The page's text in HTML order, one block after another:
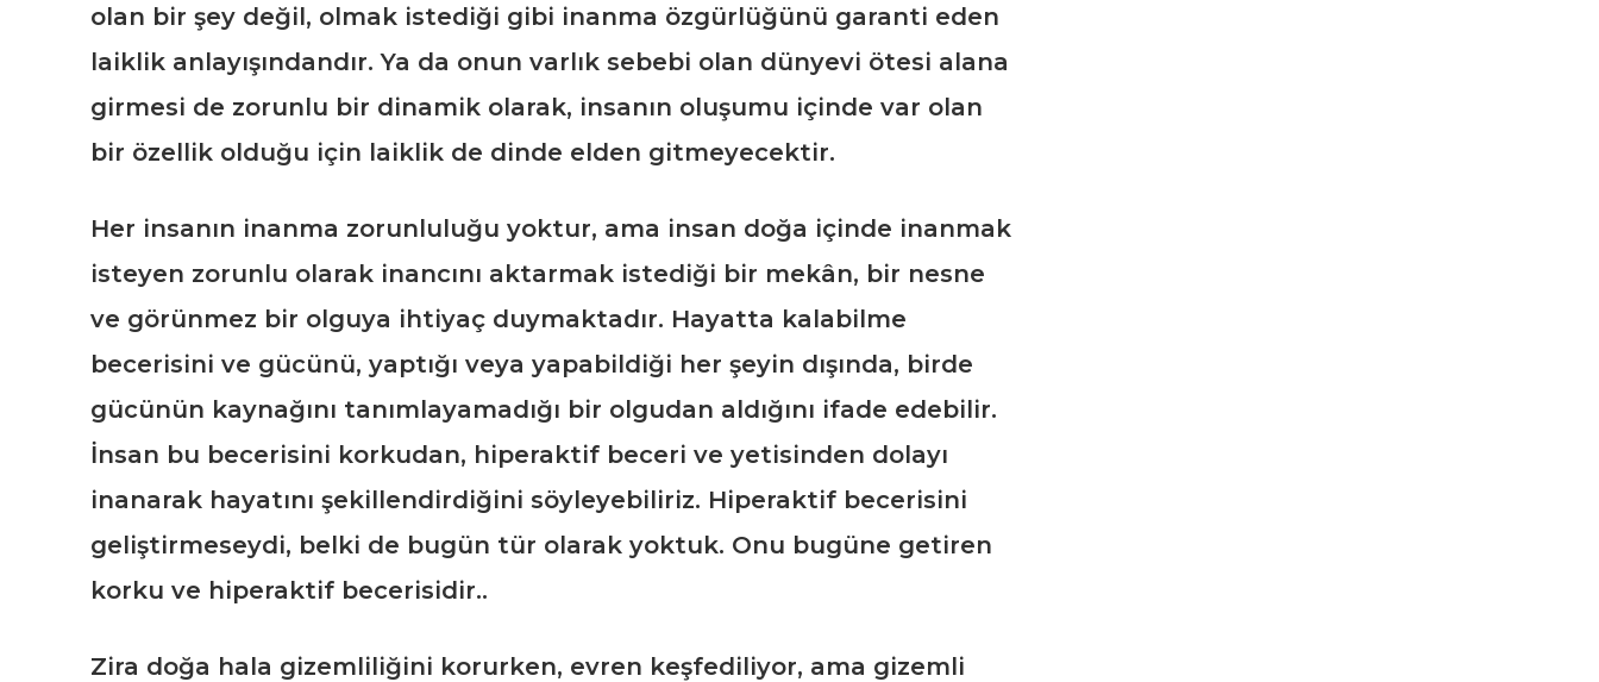
olan bir şey değil, olmak istediği gibi inanma özgürlüğünü garanti eden
laiklik anlayışındandır. Ya da onun varlık sebebi olan dünyevi ötesi alana
girmesi de zorunlu bir dinamik olarak, insanın oluşumu içinde var olan
bir özellik olduğu için laiklik de dinde elden gitmeyecektir.
Her insanın inanma zorunluluğu yoktur, ama insan doğa içinde inanmak
isteyen zorunlu olarak inancını aktarmak istediği bir mekân, bir nesne
ve görünmez bir olguya ihtiyaç duymaktadır. Hayatta kalabilme
becerisini ve gücünü, yaptığı veya yapabildiği her şeyin dışında, birde
gücünün kaynağını tanımlayamadığı bir olgudan aldığını ifade edebilir.
İnsan bu becerisini korkudan, hiperaktif beceri ve yetisinden dolayı
inanarak hayatını şekillendirdiğini söyleyebiliriz. Hiperaktif becerisini
geliştirmeseydi, belki de bugün tür olarak yoktuk. Onu bugüne getiren
korku ve hiperaktif becerisidir..
Zira doğa hala gizemliliğini korurken, evren keşfediliyor, ama gizemli